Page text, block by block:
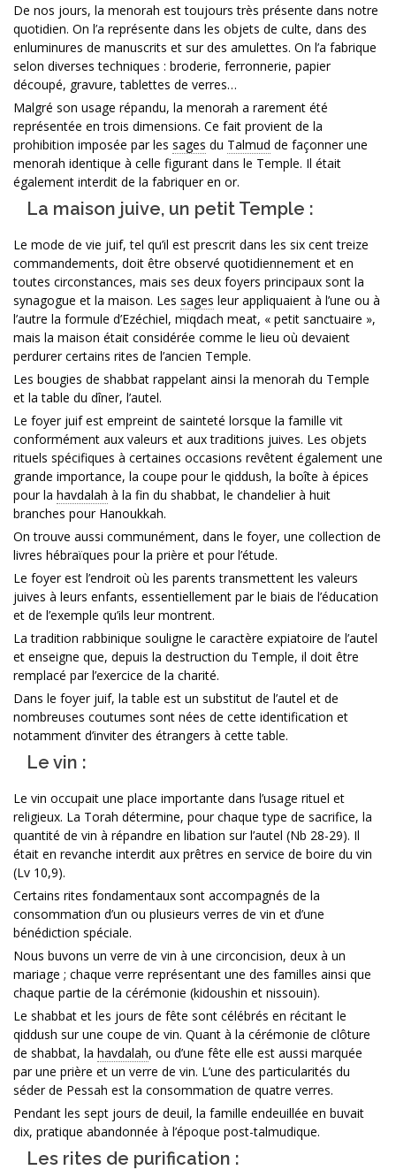
De nos jours, la menorah est toujours très présente dans notre
quotidien. On l’a représente dans les objets de culte, dans des
enluminures de manuscrits et sur des amulettes. On l’a fabrique
selon diverses techniques : broderie, ferronnerie, papier
découpé, gravure, tablettes de verres…
Malgré son usage répandu, la menorah a rarement été
représentée en trois dimensions. Ce fait provient de la
prohibition imposée par les sages du Talmud de façonner une
menorah identique à celle figurant dans le Temple. Il était
également interdit de la fabriquer en or.
La maison juive, un petit Temple :
Le mode de vie juif, tel qu’il est prescrit dans les six cent treize
commandements, doit être observé quotidiennement et en
toutes circonstances, mais ses deux foyers principaux sont la
synagogue et la maison. Les sages leur appliquaient à l’une ou à
l’autre la formule d’Ezéchiel, miqdach meat, « petit sanctuaire »,
mais la maison était considérée comme le lieu où devaient
perdurer certains rites de l’ancien Temple.
Les bougies de shabbat rappelant ainsi la menorah du Temple
et la table du dîner, l’autel.
Le foyer juif est empreint de sainteté lorsque la famille vit
conformément aux valeurs et aux traditions juives. Les objets
rituels spécifiques à certaines occasions revêtent également une
grande importance, la coupe pour le qiddush, la boîte à épices
pour la havdalah à la fin du shabbat, le chandelier à huit
branches pour Hanoukkah.
On trouve aussi communément, dans le foyer, une collection de
livres hébraïques pour la prière et pour l’étude.
Le foyer est l’endroit où les parents transmettent les valeurs
juives à leurs enfants, essentiellement par le biais de l’éducation
et de l’exemple qu’ils leur montrent.
La tradition rabbinique souligne le caractère expiatoire de l’autel
et enseigne que, depuis la destruction du Temple, il doit être
remplacé par l’exercice de la charité.
Dans le foyer juif, la table est un substitut de l’autel et de
nombreuses coutumes sont nées de cette identification et
notamment d’inviter des étrangers à cette table.
Le vin :
Le vin occupait une place importante dans l’usage rituel et
religieux. La Torah détermine, pour chaque type de sacrifice, la
quantité de vin à répandre en libation sur l’autel (Nb 28-29). Il
était en revanche interdit aux prêtres en service de boire du vin
(Lv 10,9).
Certains rites fondamentaux sont accompagnés de la
consommation d’un ou plusieurs verres de vin et d’une
bénédiction spéciale.
Nous buvons un verre de vin à une circoncision, deux à un
mariage ; chaque verre représentant une des familles ainsi que
chaque partie de la cérémonie (kidoushin et nissouin).
Le shabbat et les jours de fête sont célébrés en récitant le
qiddush sur une coupe de vin. Quant à la cérémonie de clôture
de shabbat, la havdalah, ou d’une fête elle est aussi marquée
par une prière et un verre de vin. L’une des particularités du
séder de Pessah est la consommation de quatre verres.
Pendant les sept jours de deuil, la famille endeuillée en buvait
dix, pratique abandonnée à l’époque post-talmudique.
Les rites de purification :